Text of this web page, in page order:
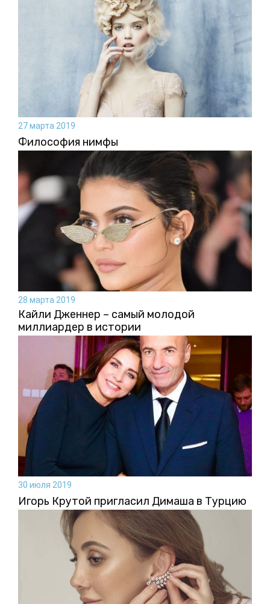
27 марта 2019
Философия нимфы
28 марта 2019
Кайли Дженнер – самый молодой
миллиардер в истории
30 июля 2019
Игорь Крутой пригласил Димаша в Турцию